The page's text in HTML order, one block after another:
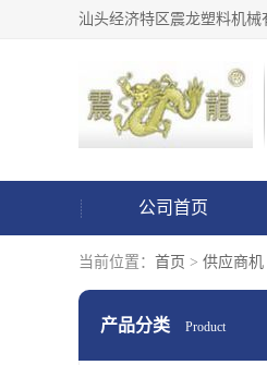
公司首页
当前位置： 首页 > 供应商机
产品分类 Product